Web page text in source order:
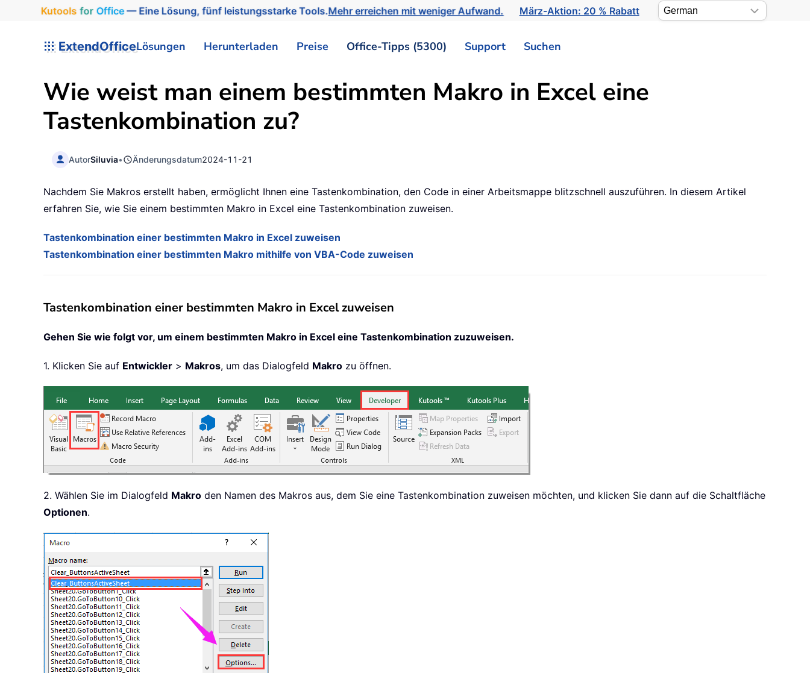
Kutools for Office— Eine Lösung, fünf leistungsstarke Tools.Mehr erreichen mit weniger Aufwand. März-Aktion: 20 % Rabatt
ExtendOfficeLösungen Herunterladen Preise Office-Tipps (5300) Support Suchen
Wie weist man einem bestimmten Makro in Excel eine
Tastenkombination zu?
AutorSiluvia• Änderungsdatum2024-11-21
Nachdem Sie Makros erstellt haben, ermöglicht Ihnen eine Tastenkombination, den Code in einer Arbeitsmappe blitzschnell auszuführen. In diesem Artikel
erfahren Sie, wie Sie einem bestimmten Makro in Excel eine Tastenkombination zuweisen.
Tastenkombination einer bestimmten Makro in Excel zuweisen
Tastenkombination einer bestimmten Makro mithilfe von VBA-Code zuweisen
Tastenkombination einer bestimmten Makro in Excel zuweisen
Gehen Sie wie folgt vor, um einem bestimmten Makro in Excel eine Tastenkombination zuzuweisen.
1. Klicken Sie auf Entwickler > Makros, um das Dialogfeld Makro zu öffnen.
2. Wählen Sie im Dialogfeld Makro den Namen des Makros aus, dem Sie eine Tastenkombination zuweisen möchten, und klicken Sie dann auf die Schaltfläche
Optionen.